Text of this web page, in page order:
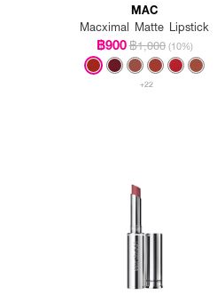
MAC
Macximal Matte Lipstick
฿900฿1,000 (10%)
+22